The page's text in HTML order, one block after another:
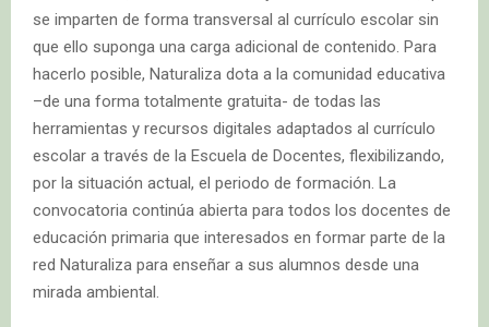
se imparten de forma transversal al currículo escolar sin
que ello suponga una carga adicional de contenido. Para
hacerlo posible, Naturaliza dota a la comunidad educativa
–de una forma totalmente gratuita- de todas las
herramientas y recursos digitales adaptados al currículo
escolar a través de la Escuela de Docentes, flexibilizando,
por la situación actual, el periodo de formación. La
convocatoria continúa abierta para todos los docentes de
educación primaria que interesados en formar parte de la
red Naturaliza para enseñar a sus alumnos desde una
mirada ambiental.